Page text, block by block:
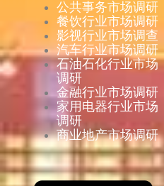
公共事务市场调研
餐饮行业市场调研
影视行业市场调查
汽车行业市场调研
石油石化行业市场
调研
金融行业市场调研
家用电器行业市场
调研
商业地产市场调研